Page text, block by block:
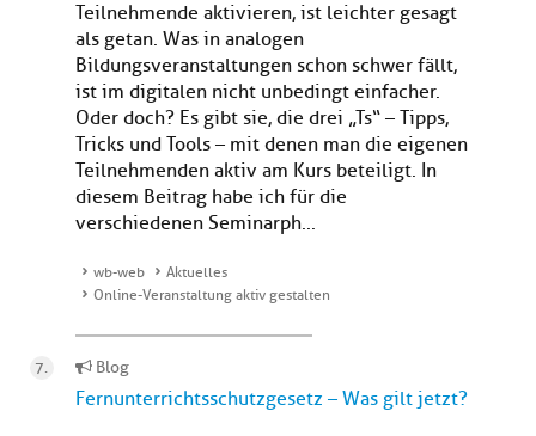
Teilnehmende aktivieren, ist leichter gesagt
als getan. Was in analogen
Bildungsveranstaltungen schon schwer fällt,
ist im digitalen nicht unbedingt einfacher.
Oder doch? Es gibt sie, die drei „Ts“ – Tipps,
Tricks und Tools – mit denen man die eigenen
Teilnehmenden aktiv am Kurs beteiligt. In
diesem Beitrag habe ich für die
verschiedenen Seminarph...
wb-web
Aktuelles
Online-Veranstaltung aktiv gestalten
Blog
Fernunterrichtsschutzgesetz – Was gilt jetzt?